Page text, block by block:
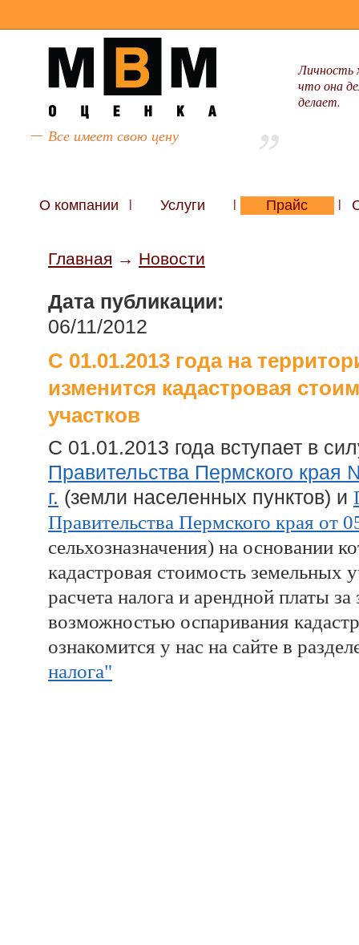
Личность
что она
делает.
Все имеет свою цену
О компании | Услуги | Прайс |
Главная → Новости
Дата публикации:
06/11/2012
С 01.01.2013 года на
изменится кадастровая
участков
С 01.01.2013 года вступает в
Правительства Пермского края
г. (земли населенных пунктов) и
Правительства Пермского края
сельхозназначения) на основании
кадастровая стоимость земельных
расчета налога и арендной платы
возможностью оспаривания
ознакомится у нас на сайте в
налога"